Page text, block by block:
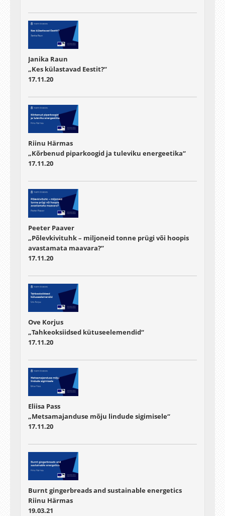
Janika Raun
„Kes külastavad Eestit?“
17.11.20
Riinu Härmas
„Kõrbenud piparkoogid ja tuleviku energeetika“
17.11.20
Peeter Paaver
„Põlevkivituhk – miljoneid tonne prügi või hoopis
avastamata maavara?“
17.11.20
Ove Korjus
„Tahkeoksiidsed kütuseelemendid“
17.11.20
Eliisa Pass
„Metsamajanduse mõju lindude sigimisele“
17.11.20
Burnt gingerbreads and sustainable energetics
Riinu Härmas
19.03.21